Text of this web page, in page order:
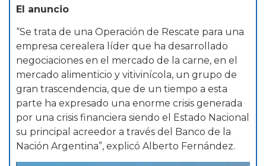
El anuncio
“Se trata de una Operación de Rescate para una
empresa cerealera líder que ha desarrollado
negociaciones en el mercado de la carne, en el
mercado alimenticio y vitivinícola, un grupo de
gran trascendencia, que de un tiempo a esta
parte ha expresado una enorme crisis generada
por una crisis financiera siendo el Estado Nacional
su principal acreedor a través del Banco de la
Nación Argentina”, explicó Alberto Fernández.